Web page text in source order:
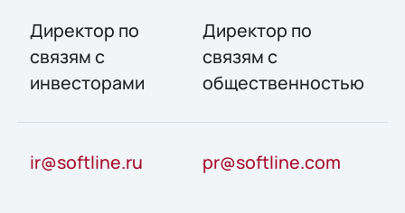
Директор по
связям с
инвесторами
Директор по
связям с
общественностью
ir@softline.ru pr@softline.com